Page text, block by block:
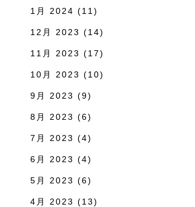
1月 2024 (11)
12月 2023 (14)
11月 2023 (17)
10月 2023 (10)
9月 2023 (9)
8月 2023 (6)
7月 2023 (4)
6月 2023 (4)
5月 2023 (6)
4月 2023 (13)